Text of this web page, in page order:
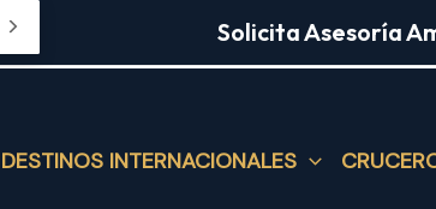
Solicita Asesoría
DESTINOS INTERNACIONALES